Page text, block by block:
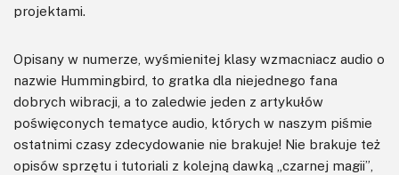
projektami.
Opisany w numerze, wyśmienitej klasy wzmacniacz audio o
nazwie Hummingbird, to gratka dla niejednego fana
dobrych wibracji, a to zaledwie jeden z artykułów
poświęconych tematyce audio, których w naszym piśmie
ostatnimi czasy zdecydowanie nie brakuje! Nie brakuje też
opisów sprzętu i tutoriali z kolejną dawką „czarnej magii”,